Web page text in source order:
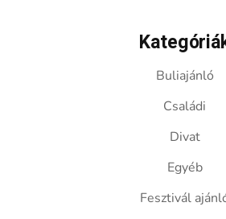
Buliajánló
Családi
Divat
Egyéb
Fesztivál